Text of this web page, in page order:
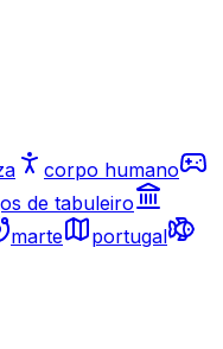
corpo humano
de tabuleiro
marte
portugal